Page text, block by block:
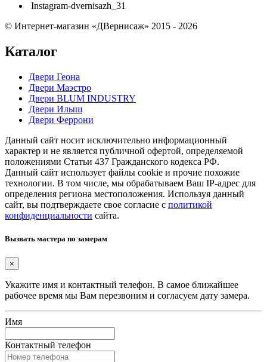
Instagram-dvernisazh_31
© Интернет-магазин «ДВернисаж» 2015 - 2026
Каталог
Двери Геона
Двери Маэстро
Двери BLUM INDUSTRY
Двери Илыш
Двери Феррони
Данный сайт носит исключительно информационный
характер и не является публичной офертой, определяемой
положениями Статьи 437 Гражданского кодекса РФ.
Данный сайт использует файлы cookie и прочие похожие
технологии. В том числе, мы обрабатываем Ваш IP-адрес для
определения региона местоположения. Используя данный
сайт, вы подтверждаете свое согласие с политикой
конфиденциальности сайта.
Вызвать мастера по замерам
×
Укажите имя и контактный телефон. В самое ближайшее
рабочее время мы Вам перезвоним и согласуем дату замера.
Имя
Контактный телефон